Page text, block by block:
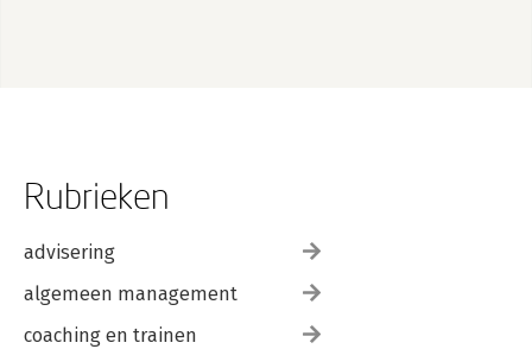
Rubrieken
advisering
algemeen management
coaching en trainen